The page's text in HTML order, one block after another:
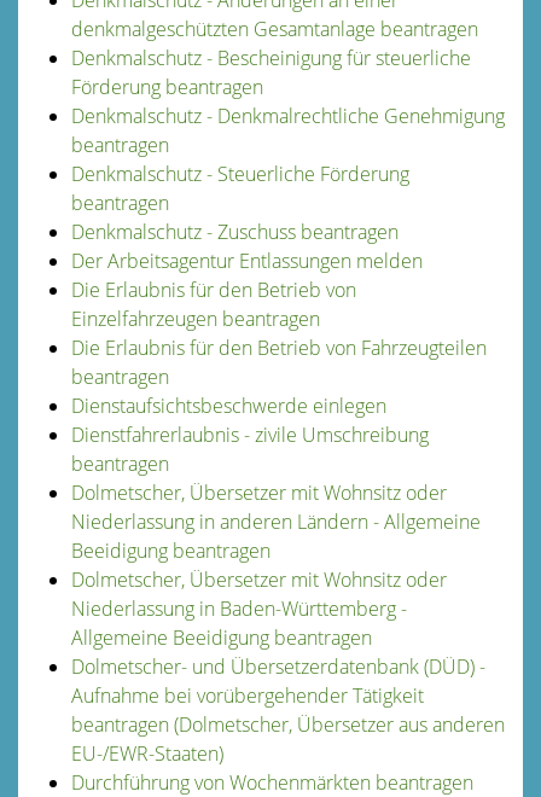
denkmalgeschützten Gesamtanlage beantragen
Denkmalschutz - Bescheinigung für steuerliche
Förderung beantragen
Denkmalschutz - Denkmalrechtliche Genehmigung
beantragen
Denkmalschutz - Steuerliche Förderung
beantragen
Denkmalschutz - Zuschuss beantragen
Der Arbeitsagentur Entlassungen melden
Die Erlaubnis für den Betrieb von
Einzelfahrzeugen beantragen
Die Erlaubnis für den Betrieb von Fahrzeugteilen
beantragen
Dienstaufsichtsbeschwerde einlegen
Dienstfahrerlaubnis - zivile Umschreibung
beantragen
Dolmetscher, Übersetzer mit Wohnsitz oder
Niederlassung in anderen Ländern - Allgemeine
Beeidigung beantragen
Dolmetscher, Übersetzer mit Wohnsitz oder
Niederlassung in Baden-Württemberg -
Allgemeine Beeidigung beantragen
Dolmetscher- und Übersetzerdatenbank (DÜD) -
Aufnahme bei vorübergehender Tätigkeit
beantragen (Dolmetscher, Übersetzer aus anderen
EU-/EWR-Staaten)
Durchführung von Wochenmärkten beantragen